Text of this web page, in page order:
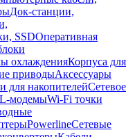
Док-станции,
SSDОперативная
охлажденияКорпуса для
приводыАксессуары
для накопителейСетевое
модемыWi-Fi точки
PowerlineСетевые